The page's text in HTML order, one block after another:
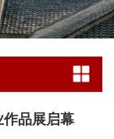
品展启幕